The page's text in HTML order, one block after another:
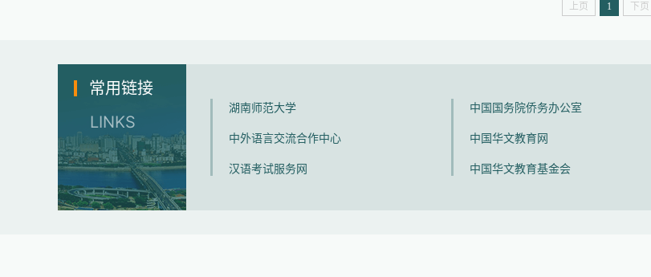
上页 1 下页
常用链接
LINKS
湖南师范大学
中外语言交流合作中心
汉语考试服务网
中国国务院侨务办公室
中国华文教育网
中国华文教育基金会